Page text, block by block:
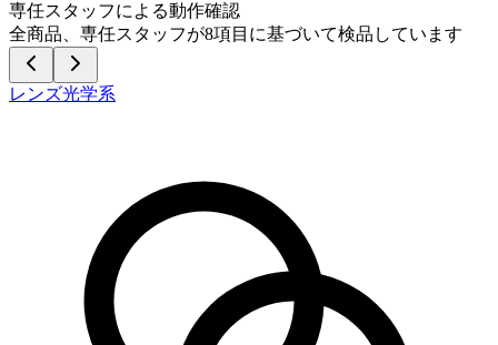
専任スタッフによる動作確認
全商品、専任スタッフが8項目に基づいて検品しています
レンズ光学系